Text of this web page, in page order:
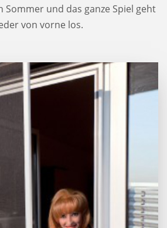
Sommer und das ganze Spiel geht
von vorne los.